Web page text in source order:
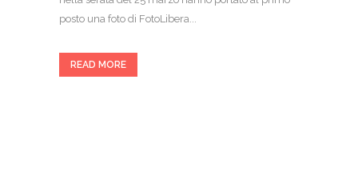
posto una foto di FotoLibera...
READ MORE